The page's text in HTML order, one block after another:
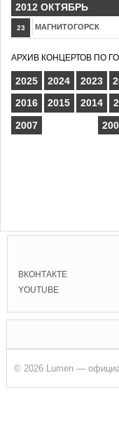
2012 ОКТЯБРЬ
23 МАГНИТОГОРСК
АРХИВ КОНЦЕРТОВ ПО
2025 2024 2023
2016
2015 2014
2007
ВКОНТАКТЕ
YOUTUBE
© 2026 Lumen —